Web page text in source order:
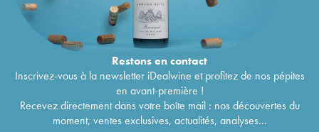
Restons encontact
Inscrivez-vous à la newsletter iDealwine et profitez de nos pépites
en avant-première !
Recevez directement dans votre boîte mail : nos découvertes du
moment, ventes exclusives, actualités, analyses...